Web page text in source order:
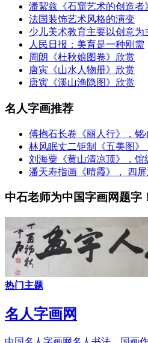
潘絜兹《石窟艺术的创造者
法国装饰艺术风格的演变
少儿美术教育主要以创意为
人民日报：美育是一种刚需
周朗《杜秋娘图卷》欣赏
唐寅《山水人物册》欣赏
唐寅《溪山渔隐图》欣赏
名人字画推荐
傅抱石长卷《丽人行》，铭
林风眠丈二钜制《五美图》
刘海粟《黄山清凉顶》，馆
潘天寿指画《晴霞》， 四屏
中石老师为中国字画网题字
热门主题
名人字画网